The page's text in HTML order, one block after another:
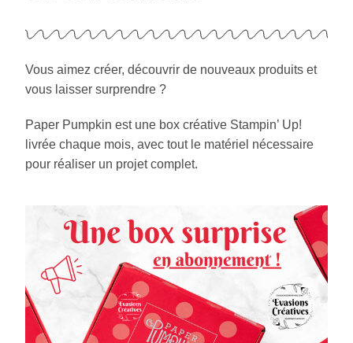
Vous aimez créer, découvrir de nouveaux produits et
vous laisser surprendre ?
Paper Pumpkin est une box créative Stampin’ Up!
livrée chaque mois, avec tout le matériel nécessaire
pour réaliser un projet complet.